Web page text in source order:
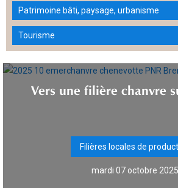
Patrimoine bâti, paysage, urbanisme
Tourisme
Vers une filière chanvre
Filières locales de
mardi 07 octobre 2025